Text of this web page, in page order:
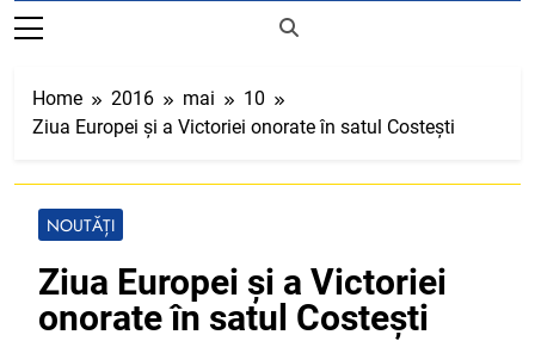
Home 2016 mai
10
Ziua Europei și a Victoriei onorate în satul Costești
NOUTĂȚI
Ziua Europei și a Victoriei
onorate în satul Costești